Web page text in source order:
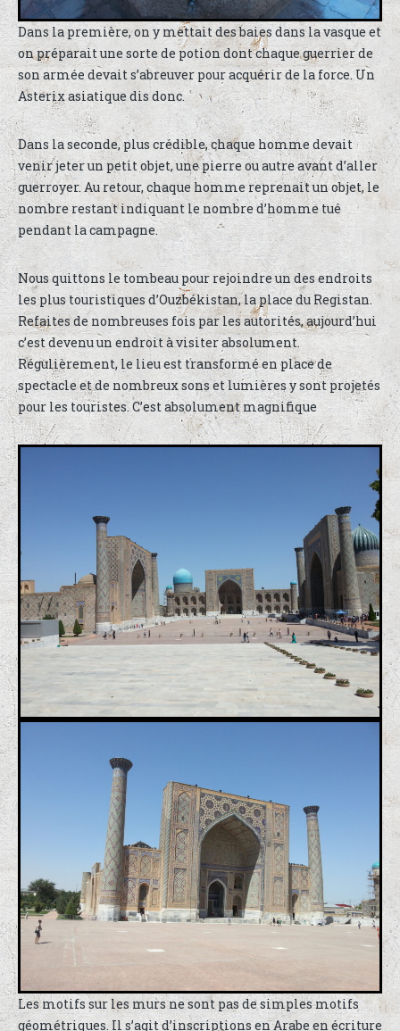
Dans la première, on y mettait des baies dans la vasque et
on préparait une sorte de potion dont chaque guerrier de
son armée devait s’abreuver pour acquérir de la force. Un
Asterix asiatique dis donc.
Dans la seconde, plus crédible, chaque homme devait
venir jeter un petit objet, une pierre ou autre avant d’aller
guerroyer. Au retour, chaque homme reprenait un objet, le
nombre restant indiquant le nombre d’homme tué
pendant la campagne.
Nous quittons le tombeau pour rejoindre un des endroits
les plus touristiques d’Ouzbékistan, la place du Registan.
Refaites de nombreuses fois par les autorités, aujourd’hui
c’est devenu un endroit à visiter absolument.
Régulièrement, le lieu est transformé en place de
spectacle et de nombreux sons et lumières y sont projetés
pour les touristes. C’est absolument magnifique
Les motifs sur les murs ne sont pas de simples motifs
géométriques. Il s’agit d’inscriptions en Arabe en écriture